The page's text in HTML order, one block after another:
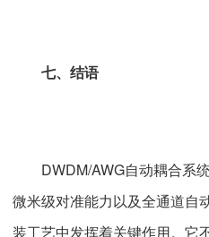
七、结语
DWDM/AWG自动耦合系统
微米级对准能力以及全通道自
装工艺中发挥着关键作用。它